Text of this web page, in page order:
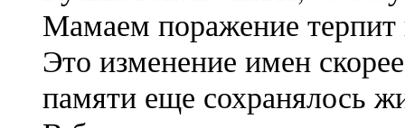
Мамаем поражение
Это изменение имен
памяти еще сохранялось